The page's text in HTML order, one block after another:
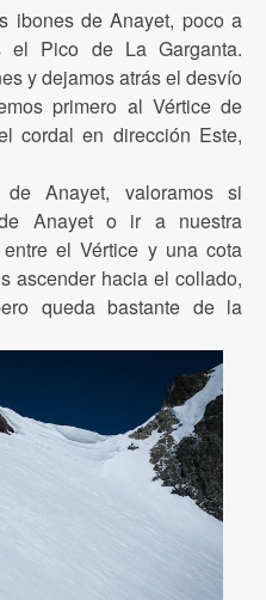
ibones de Anayet, poco a
el Pico de La Garganta.
y dejamos atrás el desvío
primero al Vértice de
cordal en dirección Este,
Anayet, valoramos si
Anayet o ir a nuestra
el Vértice y una cota
ascender hacia el collado,
queda bastante de la